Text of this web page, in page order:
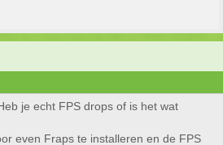
je echt FPS drops of is het wat
even Fraps te installeren en de FPS